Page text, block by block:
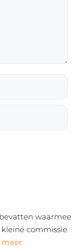
waarmee
commissie
meer